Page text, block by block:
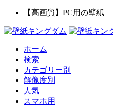
【高画質】PC用の壁紙
ホーム
検索
カテゴリー別
解像度別
人気
スマホ用